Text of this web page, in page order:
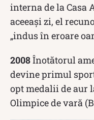
interna de la Casa
aceeași zi, el
„indus în eroare
2008Înotătorul
devine primul
opt medalii de aur
Olimpice de vară